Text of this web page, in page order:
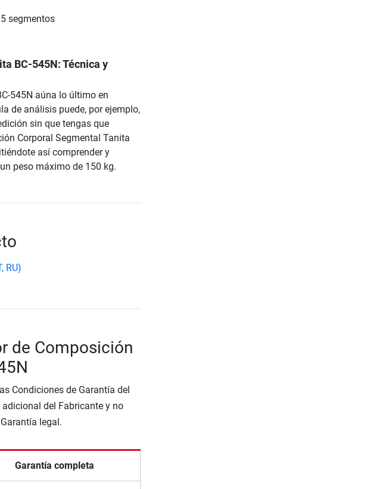
segmentos
BC-545N: Técnica y
545N aúna lo último en
de análisis puede, por ejemplo,
sin que tengas que
Corporal Segmental Tanita
así comprender y
peso máximo de 150 kg.
RU)
de Composición
Condiciones de Garantía del
del Fabricante y no
legal.
Garantía completa